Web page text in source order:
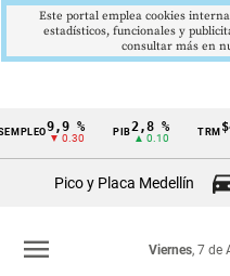
Cintillo
Colombia
9,9 %
▼ 0.30
PIB2,8 %
▲ 0.10
TRM
Pico y Placa Medellín
Viernes, 7 de
menu
Este portal emplea cookies
estadísticos, funcionales y
consultar más en